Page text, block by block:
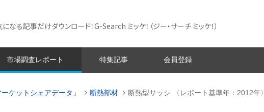
になる記事だけダウンロード！G-Search ミッケ！ （ジー・サーチ ミッケ！）
市場調査レポート 特集記事 会員登録
ケットシェアデータ」 断熱部材 断熱型サッシ 〈レポート基準年：2012年〉